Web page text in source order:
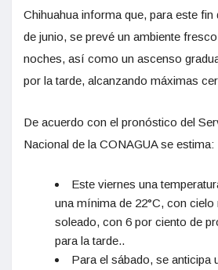
Chihuahua informa que, para este fin
de junio, se prevé un ambiente
noches, así como un ascenso
por la tarde, alcanzando máximas
De acuerdo con el pronóstico del
Nacional de la CONAGUA se estima:
Este viernes una
una mínima de 22°C, con
soleado, con 6 por ciento de
para la tarde..
Para el sábado, se anticipa